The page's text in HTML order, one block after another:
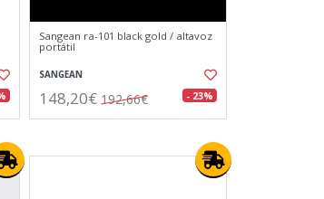
Sangean ra-101 black gold / altavoz
portátil
SANGEAN
148,20€ 192,66€ - 23%